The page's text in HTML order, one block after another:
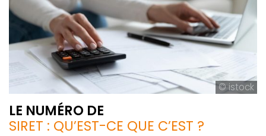
© istock
LE NUMÉRO DE
SIRET : QU’EST-CE QUE C’EST ?